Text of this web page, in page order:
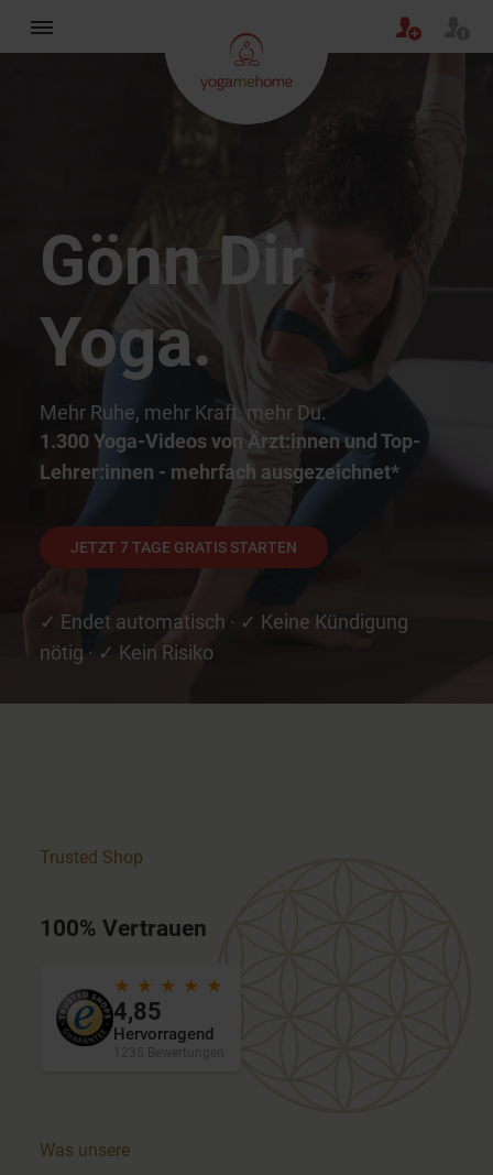
Gönn Dir
Yoga.
Mehr Ruhe, mehr Kraft, mehr Du.
1.300 Yoga-Videos von Ärzt:innen und Top-
Lehrer:innen - mehrfach ausgezeichnet*
JETZT 7 TAGE GRATIS STARTEN
✓ Endet automatisch · ✓ Keine Kündigung
nötig · ✓ Kein Risiko
Trusted Shop
100% Vertrauen
★ ★ ★ ★ ★
4,85
Hervorragend
Was unsere